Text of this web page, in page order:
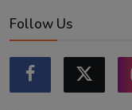
Follow Us